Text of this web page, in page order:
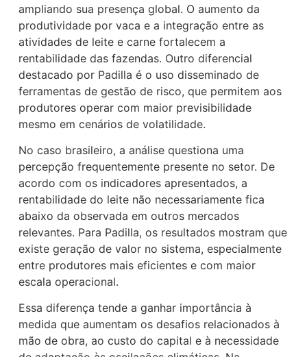
ampliando sua presença global. O aumento da
produtividade por vaca e a integração entre as
atividades de leite e carne fortalecem a
rentabilidade das fazendas. Outro diferencial
destacado por Padilla é o uso disseminado de
ferramentas de gestão de risco, que permitem aos
produtores operar com maior previsibilidade
mesmo em cenários de volatilidade.
No caso brasileiro, a análise questiona uma
percepção frequentemente presente no setor. De
acordo com os indicadores apresentados, a
rentabilidade do leite não necessariamente fica
abaixo da observada em outros mercados
relevantes. Para Padilla, os resultados mostram que
existe geração de valor no sistema, especialmente
entre produtores mais eficientes e com maior
escala operacional.
Essa diferença tende a ganhar importância à
medida que aumentam os desafios relacionados à
mão de obra, ao custo do capital e à necessidade